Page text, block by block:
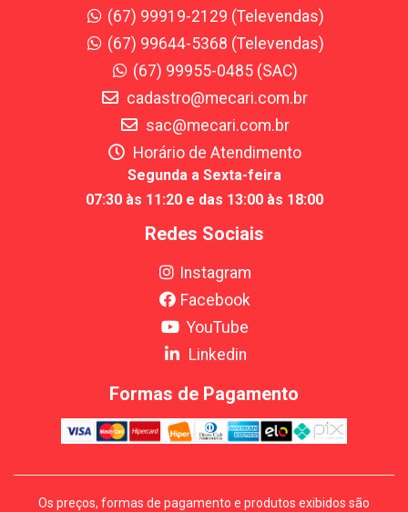
(67) 99919-2129 (Televendas)
(67) 99644-5368 (Televendas)
(67) 99955-0485 (SAC)
cadastro@mecari.com.br
sac@mecari.com.br
Horário de Atendimento
Segunda a Sexta-feira
07:30 às 11:20 e das 13:00 às 18:00
Redes Sociais
Instagram
Facebook
YouTube
Linkedin
Formas de Pagamento
Os preços, formas de pagamento e produtos exibidos são